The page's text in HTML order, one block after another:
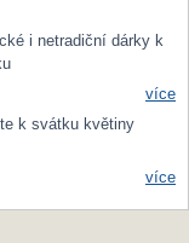
i netradiční dárky k
více
k svátku květiny
více